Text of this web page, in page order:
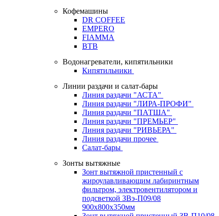
Кофемашины
DR COFFEE
EMPERO
FIAMMA
BTB
Водонагреватели, кипятильники
Кипятильники
Линии раздачи и салат-бары
Линия раздачи "АСТА"
Линия раздачи "ЛИРА-ПРОФИ"
Линия раздачи "ПАТША"
Линия раздачи "ПРЕМЬЕР"
Линия раздачи "РИВЬЕРА"
Линия раздачи прочее
Салат-бары
Зонты вытяжные
Зонт вытяжной пристенный с
жироулавливающим лабиринтным
фильтром, электровентилятором и
подсветкой ЗВэ-П09/08
900х800х350мм